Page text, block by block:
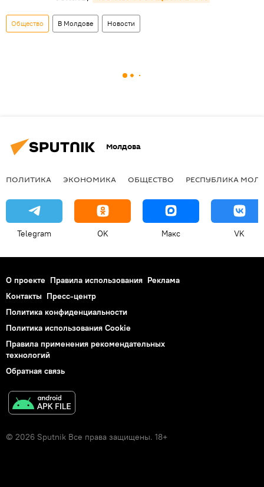
Общество В Молдове Новости
Молдова
ПОЛИТИКА ЭКОНОМИКА ОБЩЕСТВО РЕСПУБЛИКА
Telegram OK Макс VK
О проекте Правила использования Реклама
Контакты Пресс-центр
Политика конфиденциальности
Политика использования Cookie
Правила применения рекомендательных
технологий
Обратная связь
© 2026 Sputnik Все права защищены. 18+